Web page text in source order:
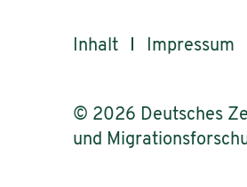
Inhalt Impressum
© 2026 Deutsches
und